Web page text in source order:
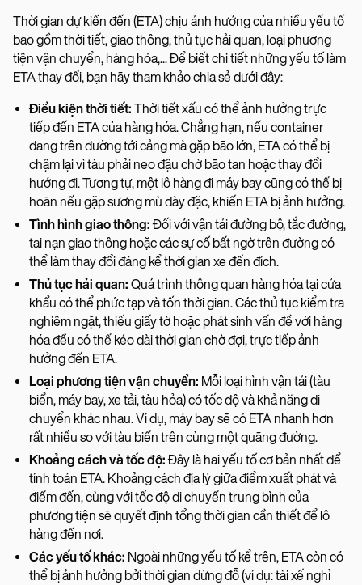
Thời gian dự kiến đến (ETA) chịu ảnh hưởng của nhiều yếu tố
bao gồm thời tiết, giao thông, thủ tục hải quan, loại phương
tiện vận chuyển, hàng hóa,... Để biết chi tiết những yếu tố làm
ETA thay đổi, bạn hãy tham khảo chia sẻ dưới đây:
Điều kiện thời tiết: Thời tiết xấu có thể ảnh hưởng trực
tiếp đến ETA của hàng hóa. Chẳng hạn, nếu container
đang trên đường tới cảng mà gặp bão lớn, ETA có thể bị
chậm lại vì tàu phải neo đậu chờ bão tan hoặc thay đổi
hướng đi. Tương tự, một lô hàng đi máy bay cũng có thể bị
hoãn nếu gặp sương mù dày đặc, khiến ETA bị ảnh hưởng.
Tình hình giao thông:Đối với vận tải đường bộ, tắc đường,
tai nạn giao thông hoặc các sự cố bất ngờ trên đường có
thể làm thay đổi đáng kể thời gian xe đến đích.
Thủ tục hải quan: Quá trình thông quan hàng hóa tại cửa
khẩu có thể phức tạp và tốn thời gian. Các thủ tục kiểm tra
nghiêm ngặt, thiếu giấy tờ hoặc phát sinh vấn đề với hàng
hóa đều có thể kéo dài thời gian chờ đợi, trực tiếp ảnh
hưởng đến ETA.
Loại phương tiện vận chuyển: Mỗi loại hình vận tải (tàu
biển, máy bay, xe tải, tàu hỏa) có tốc độ và khả năng di
chuyển khác nhau. Ví dụ, máy bay sẽ có ETA nhanh hơn
rất nhiều so với tàu biển trên cùng một quãng đường.
Khoảng cách và tốc độ:Đây là hai yếu tố cơ bản nhất để
tính toán ETA. Khoảng cách địa lý giữa điểm xuất phát và
điểm đến, cùng với tốc độ di chuyển trung bình của
phương tiện sẽ quyết định tổng thời gian cần thiết để lô
hàng đến nơi.
Các yếu tố khác: Ngoài những yếu tố kể trên, ETA còn có
thể bị ảnh hưởng bởi thời gian dừng đỗ (ví dụ: tài xế nghỉ